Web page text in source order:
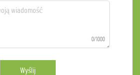
0/1000
Wyślij